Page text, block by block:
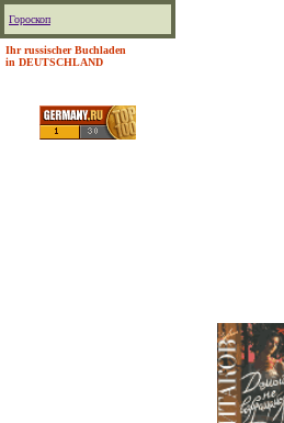
Гороскоп
Ihr russischer Buchladen
in DEUTSCHLAND